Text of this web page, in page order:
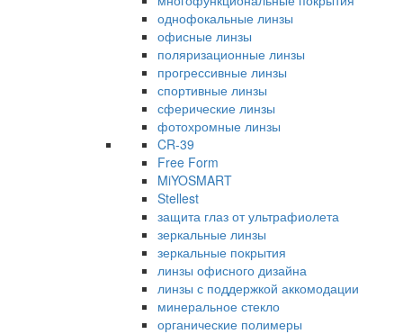
однофокальные линзы
офисные линзы
поляризационные линзы
прогрессивные линзы
спортивные линзы
сферические линзы
фотохромные линзы
CR-39
Free Form
MiYOSMART
Stellest
защита глаз от ультрафиолета
зеркальные линзы
зеркальные покрытия
линзы офисного дизайна
линзы с поддержкой аккомодации
минеральное стекло
органические полимеры